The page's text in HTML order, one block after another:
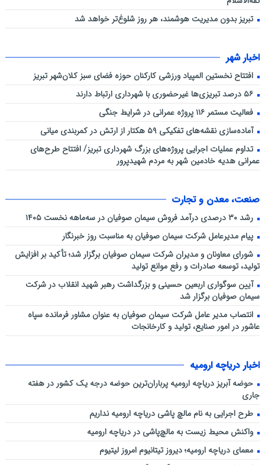
تبریز بدون مدیریت هوشمند، هر روز شلوغ‌تر خواهد شد
اخبار شهر
افتتاح نخستین المپیاد ورزشی کارکنان حوزه فضای سبز کلان‌شهر تبریز
۵۶ درصد تبریزی‌ها غیرحضوری با شهرداری ارتباط دارند
فعالیت مستمر ۱۱۶ پروژه عمرانی در شرایط جنگی
آماده‌سازی نقشه‌های تفکیکی ۵۹ هکتار از ارتش در کمربندی میانی
تداوم عملیات اجرایی پروژه‌های بزرگ شهرداری تبریز/ افتتاح طرح‌های
عمرانی هدیه خادمین شهر به مردم شهیدپرور
صنعت، معدن و تجارت
رشد ۳۰ درصدی درآمد فروش سیمان صوفیان در سه‌ماهه نخست ۱۴۰۵
پیام مدیرعامل شرکت سیمان صوفیان به مناسبت روز خبرنگار
شورای معاونان و مدیران شرکت سیمان صوفیان برگزار شد؛ تأکید بر افزایش
تولید، توسعه صادرات و رفع موانع تولید
آیین سوگواری اربعین حسینی و بزرگداشت رهبر شهید انقلاب در شرکت
سیمان صوفیان برگزار شد
انتصاب مدیر عامل شرکت سیمان صوفیان به عنوان مشاور فرمانده سپاه
عاشور در امور صنایع، تولید و کارخانجات
اخبار دریاچه ارومیه
حوضه آبریز دریاچه ارومیه پرباران‌ترین حوضه‌ درجه یک کشور در هفته
جاری
طرح اجرایی به نام مالچ پاشی دریاچه ارومیه نداریم
واکنش محیط زیست به مالچ‌پاشی در دریاچه ارومیه
معمای دریاچه ارومیه؛ دیروز تیتانیوم امروز لیتیوم